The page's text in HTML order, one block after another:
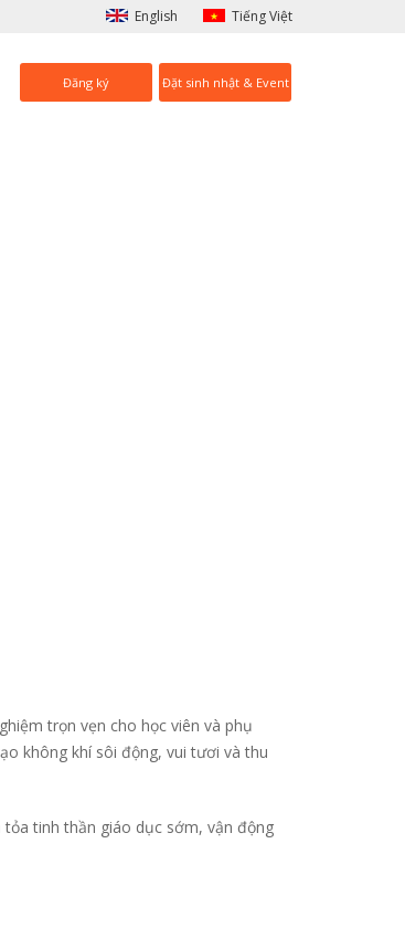
English Tiếng Việt
Đăng ký Đặt sinh nhật & Event
trọn vẹn cho học viên và phụ
không khí sôi động, vui tươi và thu
tinh thần giáo dục sớm, vận động